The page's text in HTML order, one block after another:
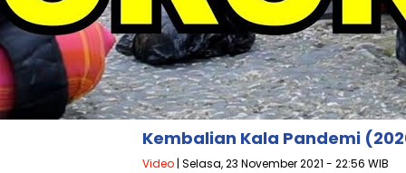
Kembalian Kala Pandemi
Video | Selasa, 23 November 2021 - 22:56 WIB